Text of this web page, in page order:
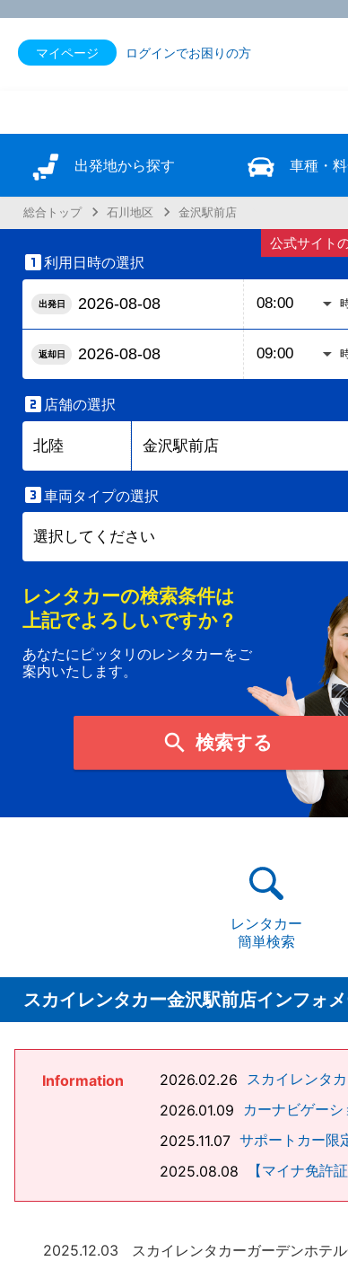
マイページ ログインでお困りの方
出発地から探す 車種・
総合トップ 石川地区 金沢駅前店
公式サイト
利用日時の選択
出発日
返却日
 店舗の選択
車両タイプの選択
レンタカーの検索条件は
上記でよろしいですか？
あなたにピッタリのレンタカーをご
案内いたします。
 検索する
レンタカー
簡単検索
スカイレンタカー金沢駅前店インフォ
Information 2026.02.26 スカイレンタ
2026.01.09
カーナビゲー
2025.11.07 サポートカー限
2025.08.08
【マイナ免許
2025.12.03
スカイレンタカーガーデンホテ